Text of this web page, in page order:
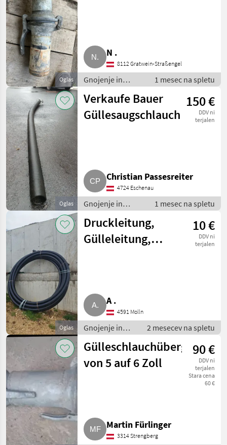
Oglas
N .
8112 Gratwein-Straßengel
Gnojenje in
namakanje / Cevi
za gnoj
1 mesec na spletu
Oglas
Verkaufe Bauer
Güllesaugschlauch
150 €
DDV ni
terjalen
Christian Passesreiter
4724 Eschenau
Gnojenje in
namakanje / Cevi
za gnoj
1 mesec na spletu
Oglas
Druckleitung,
Gülleleitung,
10 €
DDV ni
terjalen
A .
4591 Molln
Gnojenje in
namakanje /
Cevi za gnoj
2 mesecev na spletu
von 5 auf 6 Zoll
90 €
DDV ni
terjalen
Stara cena
60 €
Martin Fürlinger
3314 Strengberg